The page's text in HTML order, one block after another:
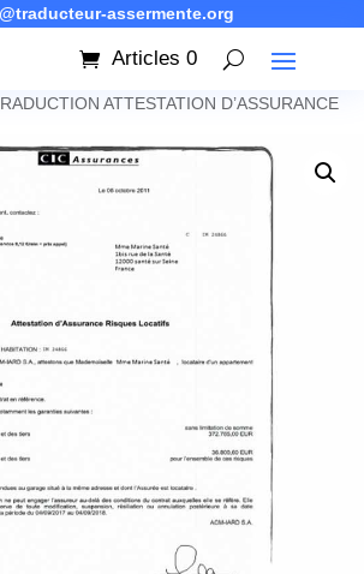
assermente.org
Articles 0
ATTESTATION D’ASSURANCE